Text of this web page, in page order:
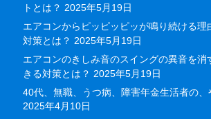
トとは？ 2025年5月19日
エアコンからピッピッピッが鳴り続ける理
対策とは？ 2025年5月19日
エアコンのきしみ音のスイングの異音を消
きる対策とは？ 2025年5月19日
40代、無職、うつ病、障害年金生活者の、
2025年4月10日